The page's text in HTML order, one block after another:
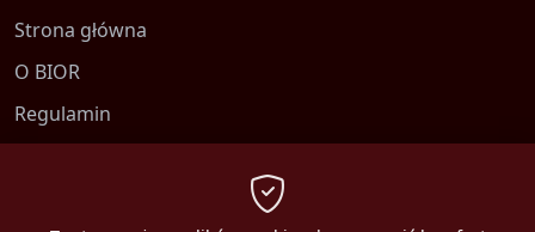
Strona główna
O BIOR
Regulamin